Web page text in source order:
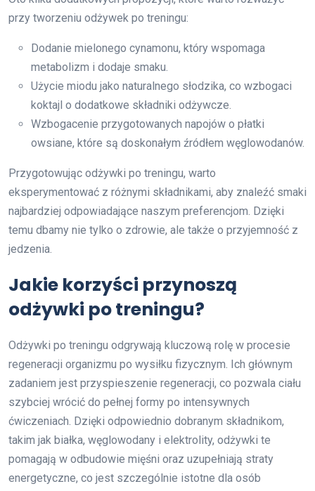
przy tworzeniu odżywek po treningu:
Dodanie mielonego cynamonu, który wspomaga
metabolizm i dodaje smaku.
Użycie miodu jako naturalnego słodzika, co wzbogaci
koktajl o dodatkowe składniki odżywcze.
Wzbogacenie przygotowanych napojów o płatki
owsiane, które są doskonałym źródłem węglowodanów.
Przygotowując odżywki po treningu, warto
eksperymentować z różnymi składnikami, aby znaleźć smaki
najbardziej odpowiadające naszym preferencjom. Dzięki
temu dbamy nie tylko o zdrowie, ale także o przyjemność z
jedzenia.
Jakie korzyści przynoszą
odżywki po treningu?
Odżywki po treningu odgrywają kluczową rolę w procesie
regeneracji organizmu po wysiłku fizycznym. Ich głównym
zadaniem jest przyspieszenie regeneracji, co pozwala ciału
szybciej wrócić do pełnej formy po intensywnych
ćwiczeniach. Dzięki odpowiednio dobranym składnikom,
takim jak białka, węglowodany i elektrolity, odżywki te
pomagają w odbudowie mięśni oraz uzupełniają straty
energetyczne, co jest szczególnie istotne dla osób